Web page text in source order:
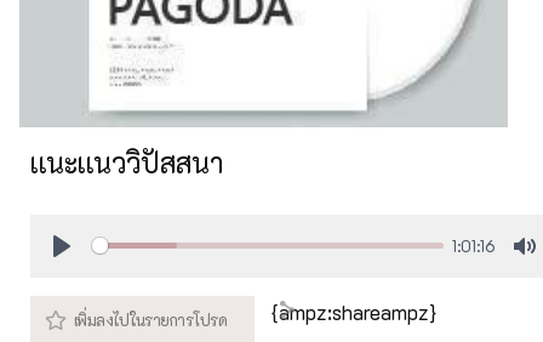
เเนะเเนววิปัสสนา
1:01:16
{ampz:shareampz}